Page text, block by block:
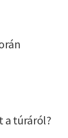
a túráról?